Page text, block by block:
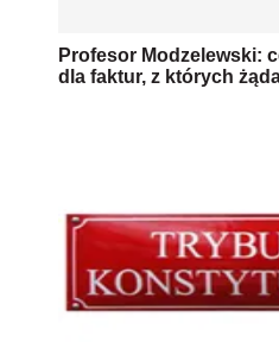
Profesor Modzelewski:
dla faktur, z których